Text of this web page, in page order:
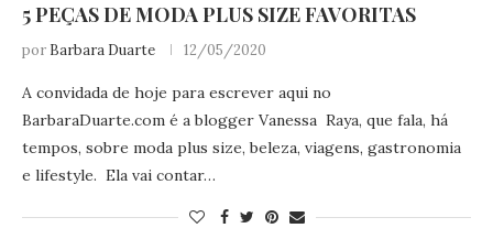
5 PEÇAS DE MODA PLUS SIZE FAVORITAS
por Barbara Duarte 12/05/2020
A convidada de hoje para escrever aqui no
BarbaraDuarte.com é a blogger Vanessa Raya, que fala, há
tempos, sobre moda plus size, beleza, viagens, gastronomia
e lifestyle. Ela vai contar…